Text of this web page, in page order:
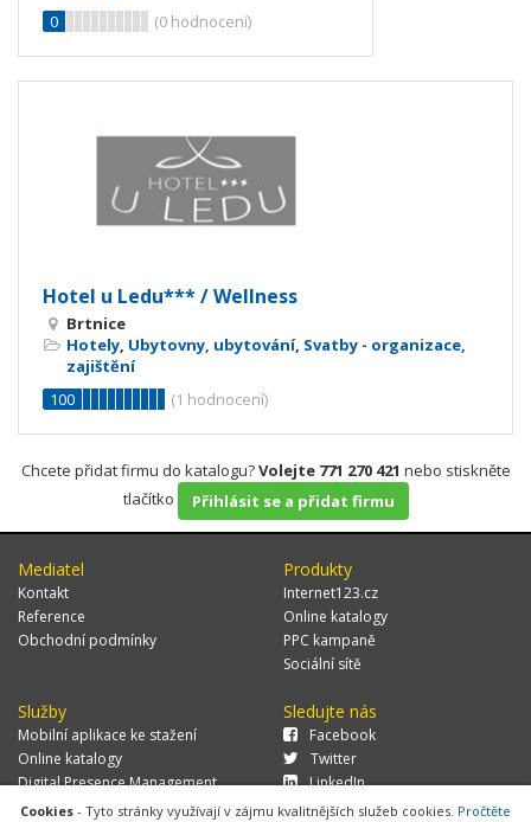
0
(0 hodnocení)
Hotel u Ledu*** / Wellness
Brtnice
Hotely, Ubytovny, ubytování, Svatby - organizace,
zajištění
100
(1 hodnocení)
Chcete přidat firmu do katalogu?Volejte 771 270 421 nebo stiskněte
tlačítko
Přihlásit se a přidat firmu
Mediatel
Kontakt
Reference
Obchodní podmínky
Produkty
Internet123.cz
Online katalogy
PPC kampaně
Sociální sítě
Služby
Mobilní aplikace ke stažení
Online katalogy
Digital Presence Management
Více zákazníků
Sledujte nás
Facebook
Twitter
LinkedIn
Cookies - Tyto stránky využívají v zájmu kvalitnějších služeb cookies. Pročtěte